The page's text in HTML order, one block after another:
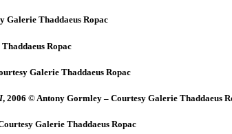
Galerie Thaddaeus Ropac
Ropac
Galerie Thaddaeus Ropac
, 2006 © Antony Gormley – Courtesy Galerie Thaddaeus
Galerie Thaddaeus Ropac